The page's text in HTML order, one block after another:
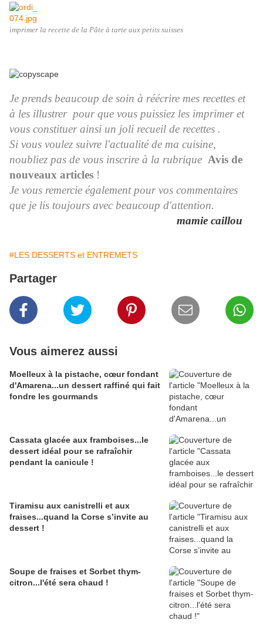
imprimer la recette de la Pâte à tarte aux petits suisses
Je prends beaucoup de soin à réécrire mes recettes et
à les illustrer pour que vous puissiez les imprimer et
vous constituer ainsi un joli recueil de recettes .
Si vous voulez suivre l'actualité de ma cuisine,
noubliez pas de vous inscrire à la rubrique Avis de
nouveaux articles !
Je vous remercie également pour vos commentaires
que je lis toujours avec beaucoup d'attention.
mamie caillou
#LES DESSERTS et ENTREMETS
Partager
Vous aimerez aussi
Moelleux à la pistache, cœur fondant
d'Amarena...un dessert raffiné qui fait
fondre les gourmands
Cassata glacée aux framboises...le
dessert idéal pour se rafraîchir
pendant la canicule !
Tiramisu aux canistrelli et aux
fraises...quand la Corse s’invite au
dessert !
Soupe de fraises et Sorbet thym-
citron...l'été sera chaud !